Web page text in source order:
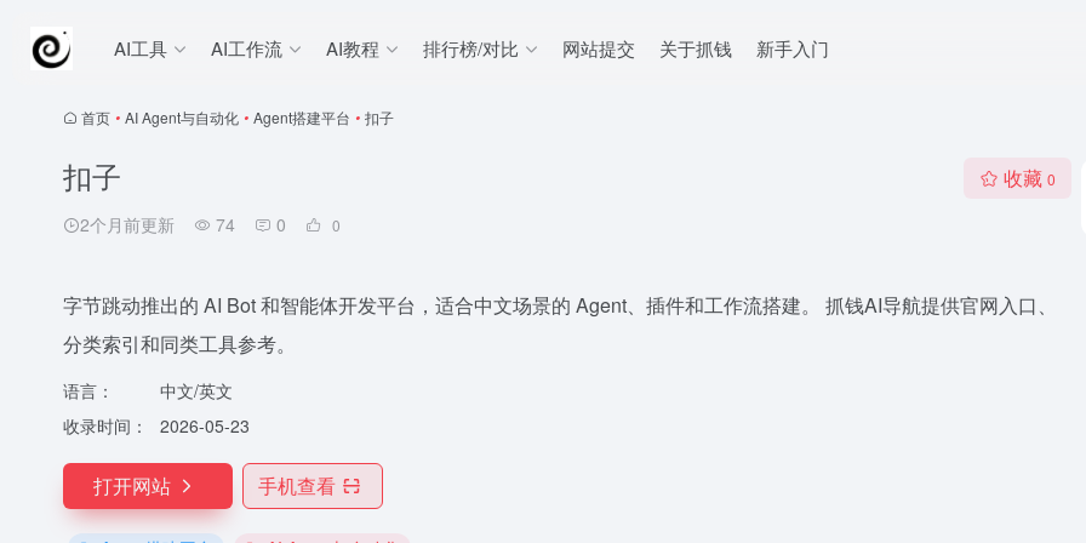
AI工具 AI工作流 AI教程 排行榜/对比 网站提交 关于抓钱 新手入门
首页 • AI Agent与自动化 • Agent搭建平台 • 扣子
扣子
2个月前更新 74 0 0
收藏 0
字节跳动推出的 AI Bot 和智能体开发平台，适合中文场景的 Agent、插件和工作流搭建。 抓钱AI导航提供官网入口、
分类索引和同类工具参考。
语言：
中文/英文
收录时间：
2026-05-23
打开网站 手机查看